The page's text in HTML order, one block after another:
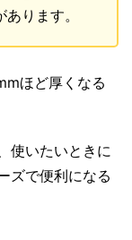
ります。
ほど厚くなる
使いたいときに
ズで便利になる